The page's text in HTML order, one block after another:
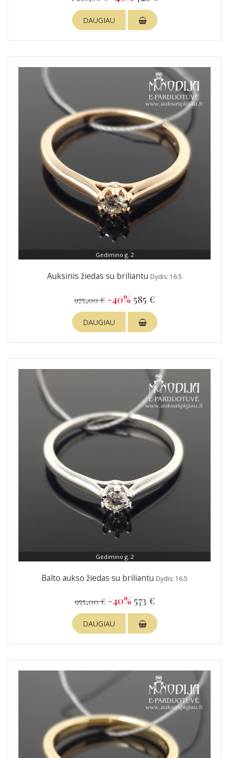
DAUGIAU
Gedimino g. 2
Auksinis žiedas su briliantu Dydis: 16.5
975,00 € -40% 585 €
DAUGIAU
Gedimino g. 2
Balto aukso žiedas su briliantu Dydis: 16.5
955,00 € -40% 573 €
DAUGIAU